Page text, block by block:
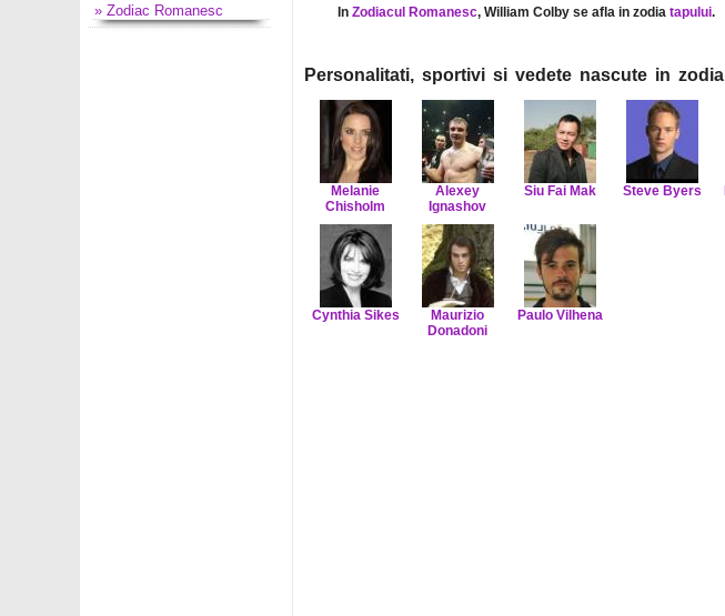
» Zodiac Romanesc
In Zodiacul Romanesc, William Colby se afla in zodia tapului.
Personalitati, sportivi si vedete nascute in zodia
Melanie
Chisholm
Alexey
Ignashov
Siu Fai Mak Steve Byers
Cynthia Sikes
Maurizio
Donadoni
Paulo Vilhena